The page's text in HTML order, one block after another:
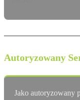
Autoryzowany
Jako autoryzowany